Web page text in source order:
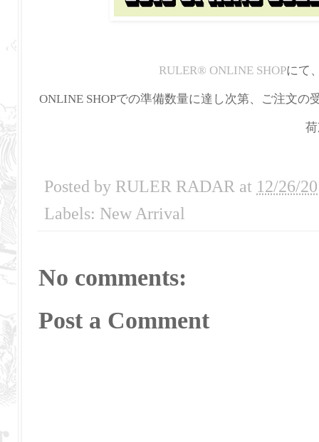
RULER® ONLINE SHOPにて
ONLINE SHOPでの準備数量に達し次第、ご注文
Posted by RULER RADAR at 12/26/
Labels: New Arrival
No comments:
Post a Comment